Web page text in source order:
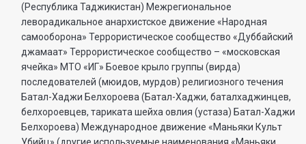
(Республика Таджикистан) Межрегиональное
леворадикальное анархистское движение «Народная
самооборона» Террористическое сообщество «Дуббайский
джамаат» Террористическое сообщество – «московская
ячейка» МТО «ИГ» Боевое крыло группы (вирда)
последователей (мюидов, мурдов) религиозного течения
Батал-Хаджи Белхороева (Батал-Хаджи, баталхаджинцев,
белхороевцев, тариката шейха овлия (устаза) Батал-Хаджи
Белхороева) Международное движение «Маньяки Культ
Убийц» (другие используемые наименования «Маньяки